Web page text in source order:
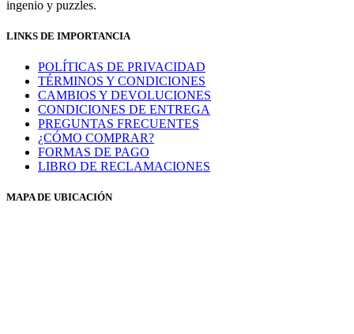
ingenio y puzzles.
LINKS DE IMPORTANCIA
POLÍTICAS DE PRIVACIDAD
TÉRMINOS Y CONDICIONES
CAMBIOS Y DEVOLUCIONES
CONDICIONES DE ENTREGA
PREGUNTAS FRECUENTES
¿CÓMO COMPRAR?
FORMAS DE PAGO
LIBRO DE RECLAMACIONES
MAPA DE UBICACIÓN